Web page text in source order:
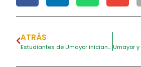
ATRÁS
Estudiantes de Umayor inician semestre académico en Francia